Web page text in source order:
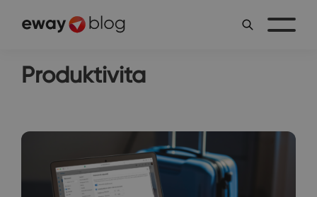
Produktivita